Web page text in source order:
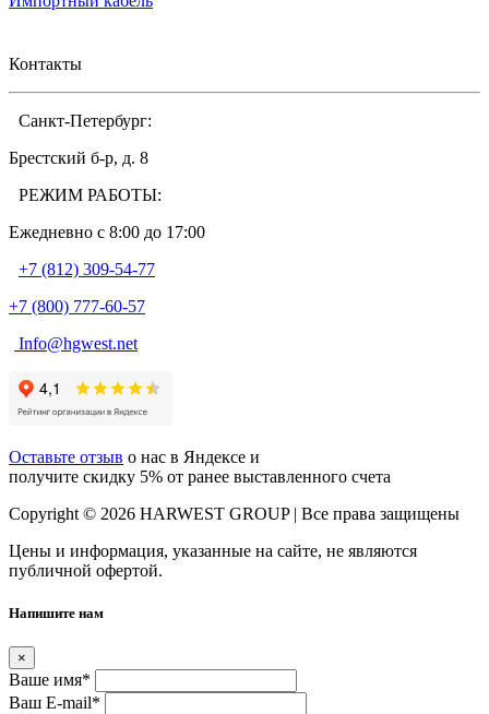
Контакты
Санкт-Петербург:
Брестский б-р, д. 8
РЕЖИМ РАБОТЫ:
Ежедневно c 8:00 до 17:00
+7 (812) 309-54-77
+7 (800) 777-60-57
Info@hgwest.net
Оставьте отзыв о нас в Яндексе и
получите скидку 5% от ранее выставленного счета
Copyright © 2026 HARWEST GROUP | Все права защищены
Цены и информация, указанные на сайте, не являются
публичной офертой.
Напишите нам
×
Ваше имя*
Ваш E-mail*